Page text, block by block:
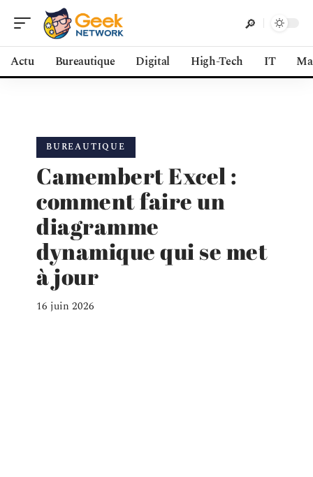
Actu Bureautique Digital High-Tech IT
BUREAUTIQUE
Camembert Excel :
comment faire un
diagramme
dynamique qui se met
à jour
16 juin 2026